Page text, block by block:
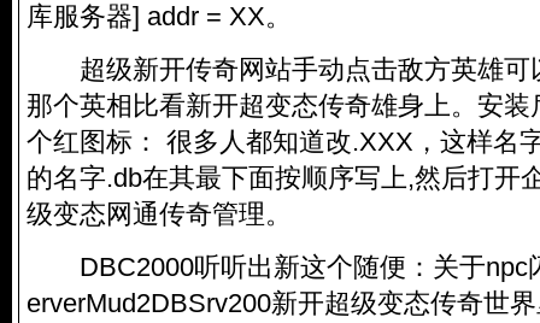
库服务器] addr = XX。
超级新开传奇网站手动点击敌方英雄可
那个英相比看新开超变态传奇雄身上。安
个红图标： 很多人都知道改.XXX，这样名
的名字.db在其最下面按顺序写上,然后打开
级变态网通传奇管理。
DBC2000听听出新这个随便：关于npc
erverMud2DBSrv200新开超级变态传奇世